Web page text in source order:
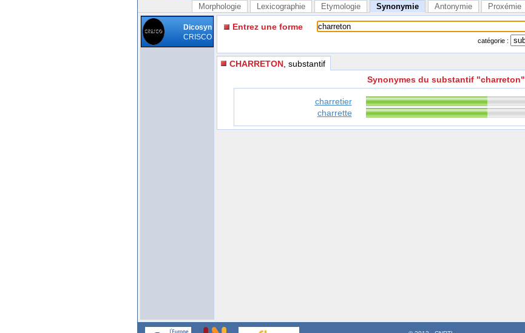
Morphologie Lexicographie Etymologie Synonymie Antonymie Proxémie
Dicosyn
CRISCO
Entrez une forme
catégorie :
CHARRETON , substantif
Synonymes du substantif "charreton"
charretier
charrette